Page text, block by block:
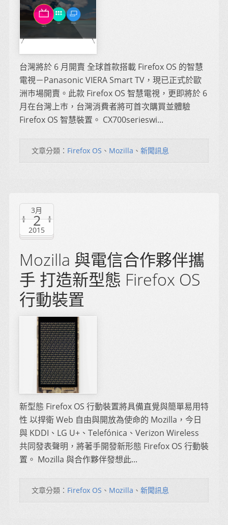
台灣將於 6 月開賣 全球首款搭載 Firefox OS 的智慧
電視－Panasonic VIERA Smart TV，現已正式於歐
洲巿場開賣。此款 Firefox OS 智慧電視，更即將於 6
月在台灣上巿，台灣消費者將可首次購買並體驗
Firefox OS 智慧裝置。 CX700serieswi...
文章分類： Firefox OS 、 Mozilla 、 新聞訊息
3月
2
2015
Mozilla 與電信合作夥伴攜
手 打造新型態 Firefox OS
行動裝置
新型態 Firefox OS 行動裝置將具備直覺與簡單易用特
性 以捍衛 Web 自由與開放為使命的 Mozilla，今日
與 KDDI、LG U+、Telefónica、Verizon Wireless
共同發表聲明，將著手開發新形態 Firefox OS 行動裝
置。 Mozilla 與合作夥伴發想此...
文章分類： Firefox OS 、 Mozilla 、 新聞訊息